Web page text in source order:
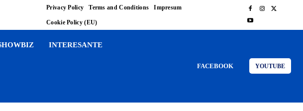
Privacy Policy Terms and Conditions Impresum
Cookie Policy (EU)
INTERESANTE
FACEBOOK YOUTUBE